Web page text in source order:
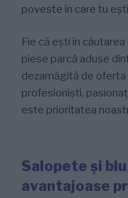
poveste în care tu ești
Fie că ești în
piese parcă aduse
dezamăgită de
profesioniști,
este prioritatea
Salopete și
avantajoase